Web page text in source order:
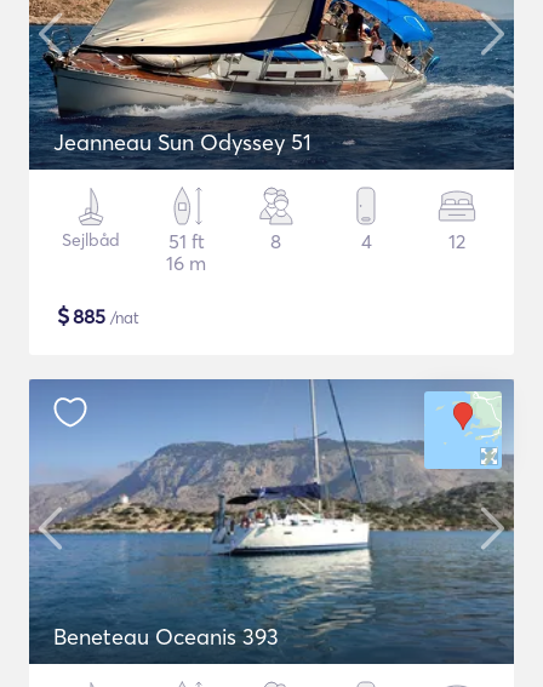
Jeanneau Sun Odyssey 51
Sejlbåd
51 ft
16 m
8 4 12
$885 /nat
Beneteau Oceanis 393